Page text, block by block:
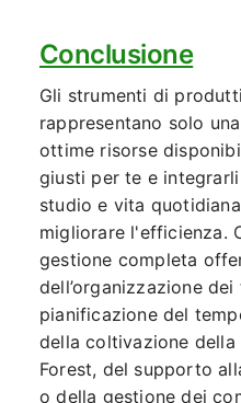
Conclusione
Gli strumenti di
rappresentano solo
ottime risorse
giusti per te e
studio e vita
migliorare l'efficienza.
gestione completa
dell’organizzazione
pianificazione del
della coltivazione
Forest, del supporto
o della gestione dei